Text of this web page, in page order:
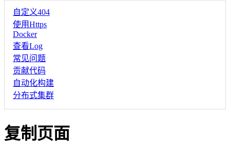
自定义404
使用Https
Docker
查看Log
常见问题
贡献代码
自动化构建
分布式集群
复制页面